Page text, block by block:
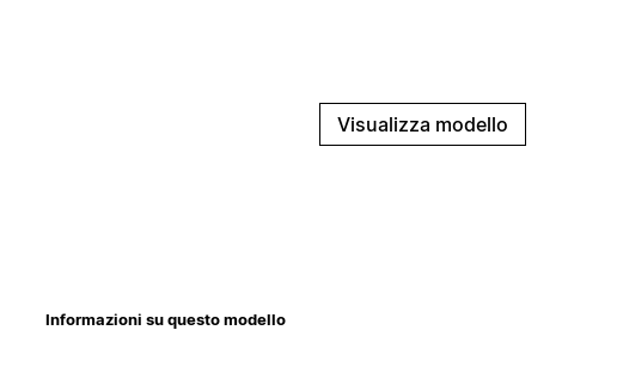
Visualizza modello
Informazioni su questo modello